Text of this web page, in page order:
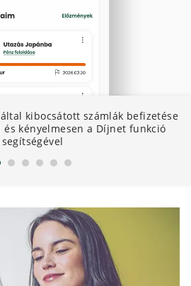
kibocsátott számlák befizetése
és kényelmesen a Díjnet funkció
segítségével